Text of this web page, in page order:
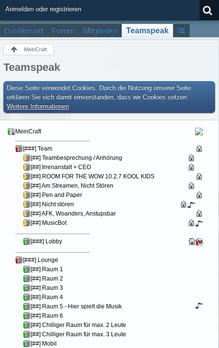
Anmelden oder registrieren
Dashboard Forum Mitglieder Teamspeak
MeinCraft
Teamspeak
Diese Seite verwendet Cookies. Durch die Nutzung unserer Seite
erklären Sie sich damit einverstanden, dass wir Cookies setzen.
Weitere Informationen